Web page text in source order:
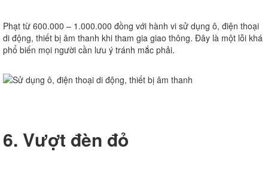
Phạt từ 600.000 – 1.000.000 đồng với hành vi sử dụng ô, điện thoại
di động, thiết bị âm thanh khi tham gia giao thông. Đây là một lỗi khá
phổ biến mọi người cần lưu ý tránh mắc phải.
6. Vượt đèn đỏ